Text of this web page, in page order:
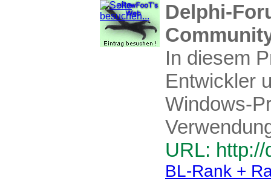
Delphi-
In diesem
Entwickler
Windows-
URL:
BL-Rank +